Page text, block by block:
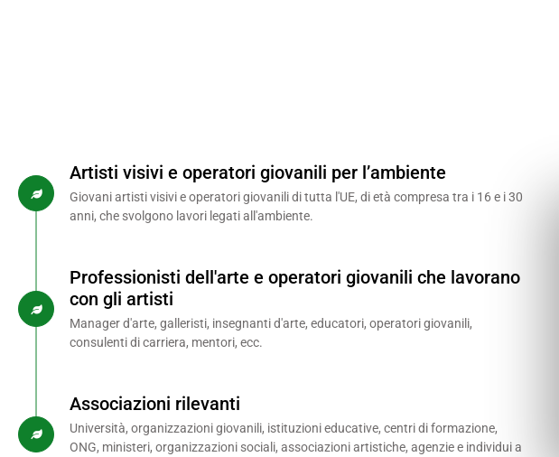
Artisti visivi e operatori giovanili per l’ambiente
Giovani artisti visivi e operatori giovanili di tutta l'UE, di età compresa tra i 16 e i 30
anni, che svolgono lavori legati all'ambiente.
Professionisti dell'arte e operatori giovanili che lavorano
con gli artisti
Manager d'arte, galleristi, insegnanti d'arte, educatori, operatori giovanili,
consulenti di carriera, mentori, ecc.
Associazioni rilevanti
Università, organizzazioni giovanili, istituzioni educative, centri di formazione,
ONG, ministeri, organizzazioni sociali, associazioni artistiche, agenzie e individui a